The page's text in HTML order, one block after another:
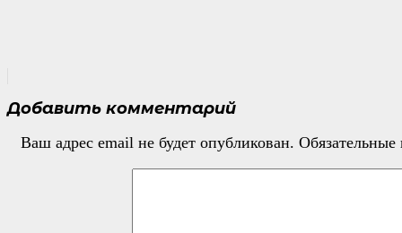
Добавить комментарий
Ваш адрес email не будет опубликован.